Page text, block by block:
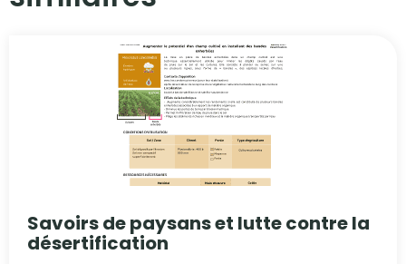
Savoirs de paysans et lutte contre la
désertification